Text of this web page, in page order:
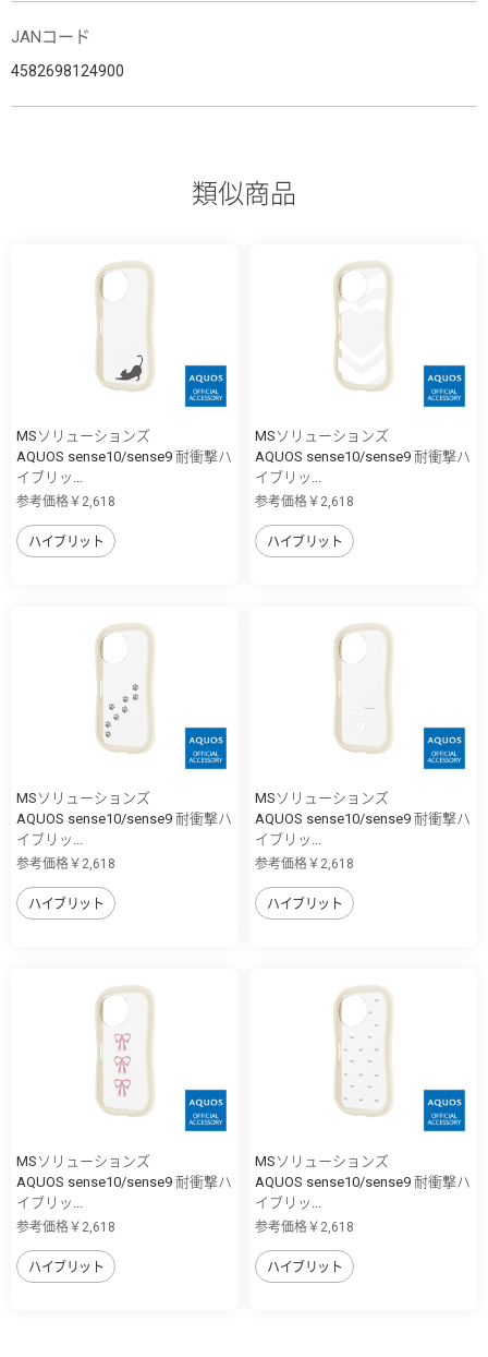
JANコード
4582698124900
類似商品
MSソリューションズ
AQUOS sense10/sense9 耐衝撃ハ
イブリッ...
参考価格￥2,618
ハイブリット
MSソリューションズ
AQUOS sense10/sense9 耐衝撃ハ
イブリッ...
参考価格￥2,618
ハイブリット
MSソリューションズ
AQUOS sense10/sense9 耐衝撃ハ
イブリッ...
参考価格￥2,618
ハイブリット
MSソリューションズ
AQUOS sense10/sense9 耐衝撃ハ
イブリッ...
参考価格￥2,618
ハイブリット
MSソリューションズ
AQUOS sense10/sense9 耐衝撃ハ
イブリッ...
参考価格￥2,618
ハイブリット
MSソリューションズ
AQUOS sense10/sense9 耐衝撃ハ
イブリッ...
参考価格￥2,618
ハイブリット